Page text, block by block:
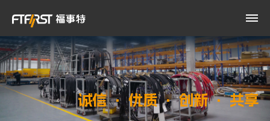
诚信 · 优质 · 创新 · 共享